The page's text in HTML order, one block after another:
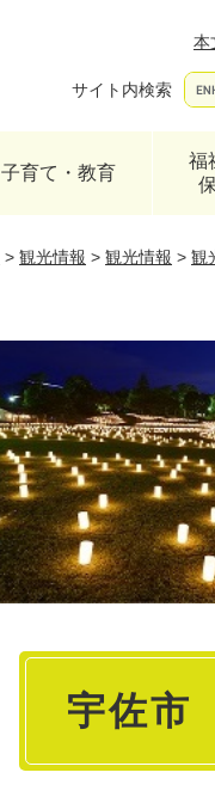
本
サイト内検索
子育て・教育
福
> 観光情報 > 観光情報 > 観
本
宇佐市